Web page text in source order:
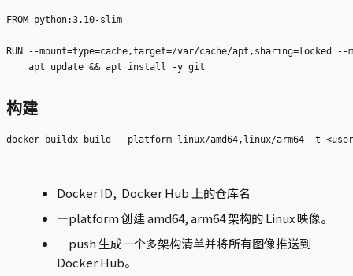
FROM python:3.10-slim
RUN --mount=type=cache,target=/var/cache/apt,sharing=locked
构建
Docker ID, Docker Hub 上的仓库名
—platform 创建 amd64, arm64 架构的 Linux 映像。
—push 生成一个多架构清单并将所有图像推送到
Docker Hub。